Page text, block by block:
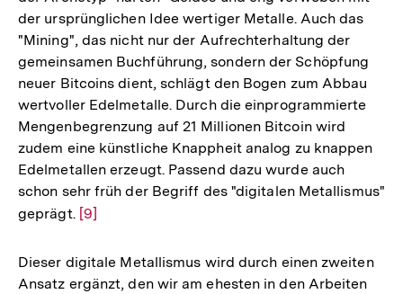
der ursprünglichen Idee wertiger Metalle. Auch das
"Mining", das nicht nur der Aufrechterhaltung der
gemeinsamen Buchführung, sondern der Schöpfung
neuer Bitcoins dient, schlägt den Bogen zum Abbau
wertvoller Edelmetalle. Durch die einprogrammierte
Mengenbegrenzung auf 21 Millionen Bitcoin wird
zudem eine künstliche Knappheit analog zu knappen
Edelmetallen erzeugt. Passend dazu wurde auch
schon sehr früh der Begriff des "digitalen Metallismus"
geprägt. Zur
der
Fußnote
[9]
Dieser digitale Metallismus wird durch einen zweiten
Ansatz ergänzt, den wir am ehesten in den Arbeiten